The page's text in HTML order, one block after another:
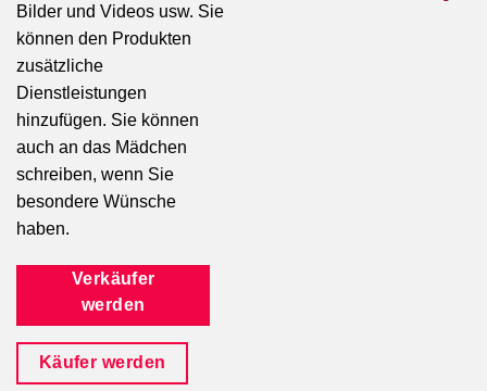
Bilder und Videos usw. Sie
können den Produkten
zusätzliche
Dienstleistungen
hinzufügen. Sie können
auch an das Mädchen
schreiben, wenn Sie
besondere Wünsche
haben.
Verkäufer
werden
Käufer werden